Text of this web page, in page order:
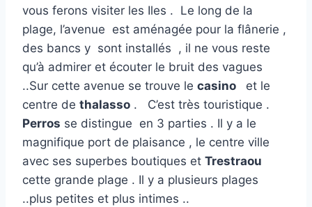
vous ferons visiter les Iles . Le long de la
plage, l’avenue est aménagée pour la flânerie ,
des bancs y sont installés , il ne vous reste
qu’à admirer et écouter le bruit des vagues
..Sur cette avenue se trouve le casino
et le
centre de thalasso . C’est très touristique .
Perros se distingue en 3 parties . Il y a le
magnifique port de plaisance , le centre ville
avec ses superbes boutiques et Trestraou
cette grande plage . Il y a plusieurs plages
..plus petites et plus intimes ..